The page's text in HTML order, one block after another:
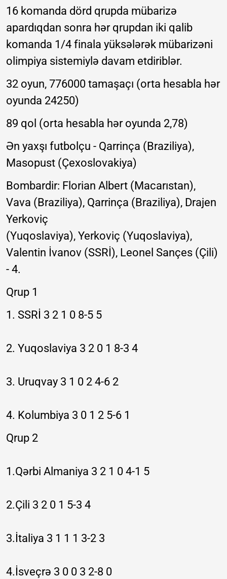
16 komanda dörd qrupda mübarizə
apardıqdan sonra hər qrupdan iki qalib
komanda 1/4 finala yüksələrək mübarizəni
olimpiya sistemiylə davam etdiriblər.
32 oyun, 776000 tamaşaçı (orta hesabla hər
oyunda 24250)
89 qol (orta hesabla hər oyunda 2,78)
Ən yaxşı futbolçu - Qarrinça (Braziliya),
Masopust (Çexoslovakiya)
Bombardir: Florian Albert (Macarıstan),
Vava (Braziliya), Qarrinça (Braziliya), Drajen
Yerkoviç
(Yuqoslaviya), Yerkoviç (Yuqoslaviya),
Valentin İvanov (SSRİ), Leonel Sançes (Çili)
- 4.
Qrup 1
1. SSRİ 3 2 1 0 8-5 5
2. Yuqoslaviya 3 2 0 1 8-3 4
3. Uruqvay 3 1 0 2 4-6 2
4. Kolumbiya 3 0 1 2 5-6 1
Qrup 2
1.Qərbi Almaniya 3 2 1 0 4-1 5
2.Çili 3 2 0 1 5-3 4
3.İtaliya 3 1 1 1 3-2 3
4.İsveçrə 3 0 0 3 2-8 0